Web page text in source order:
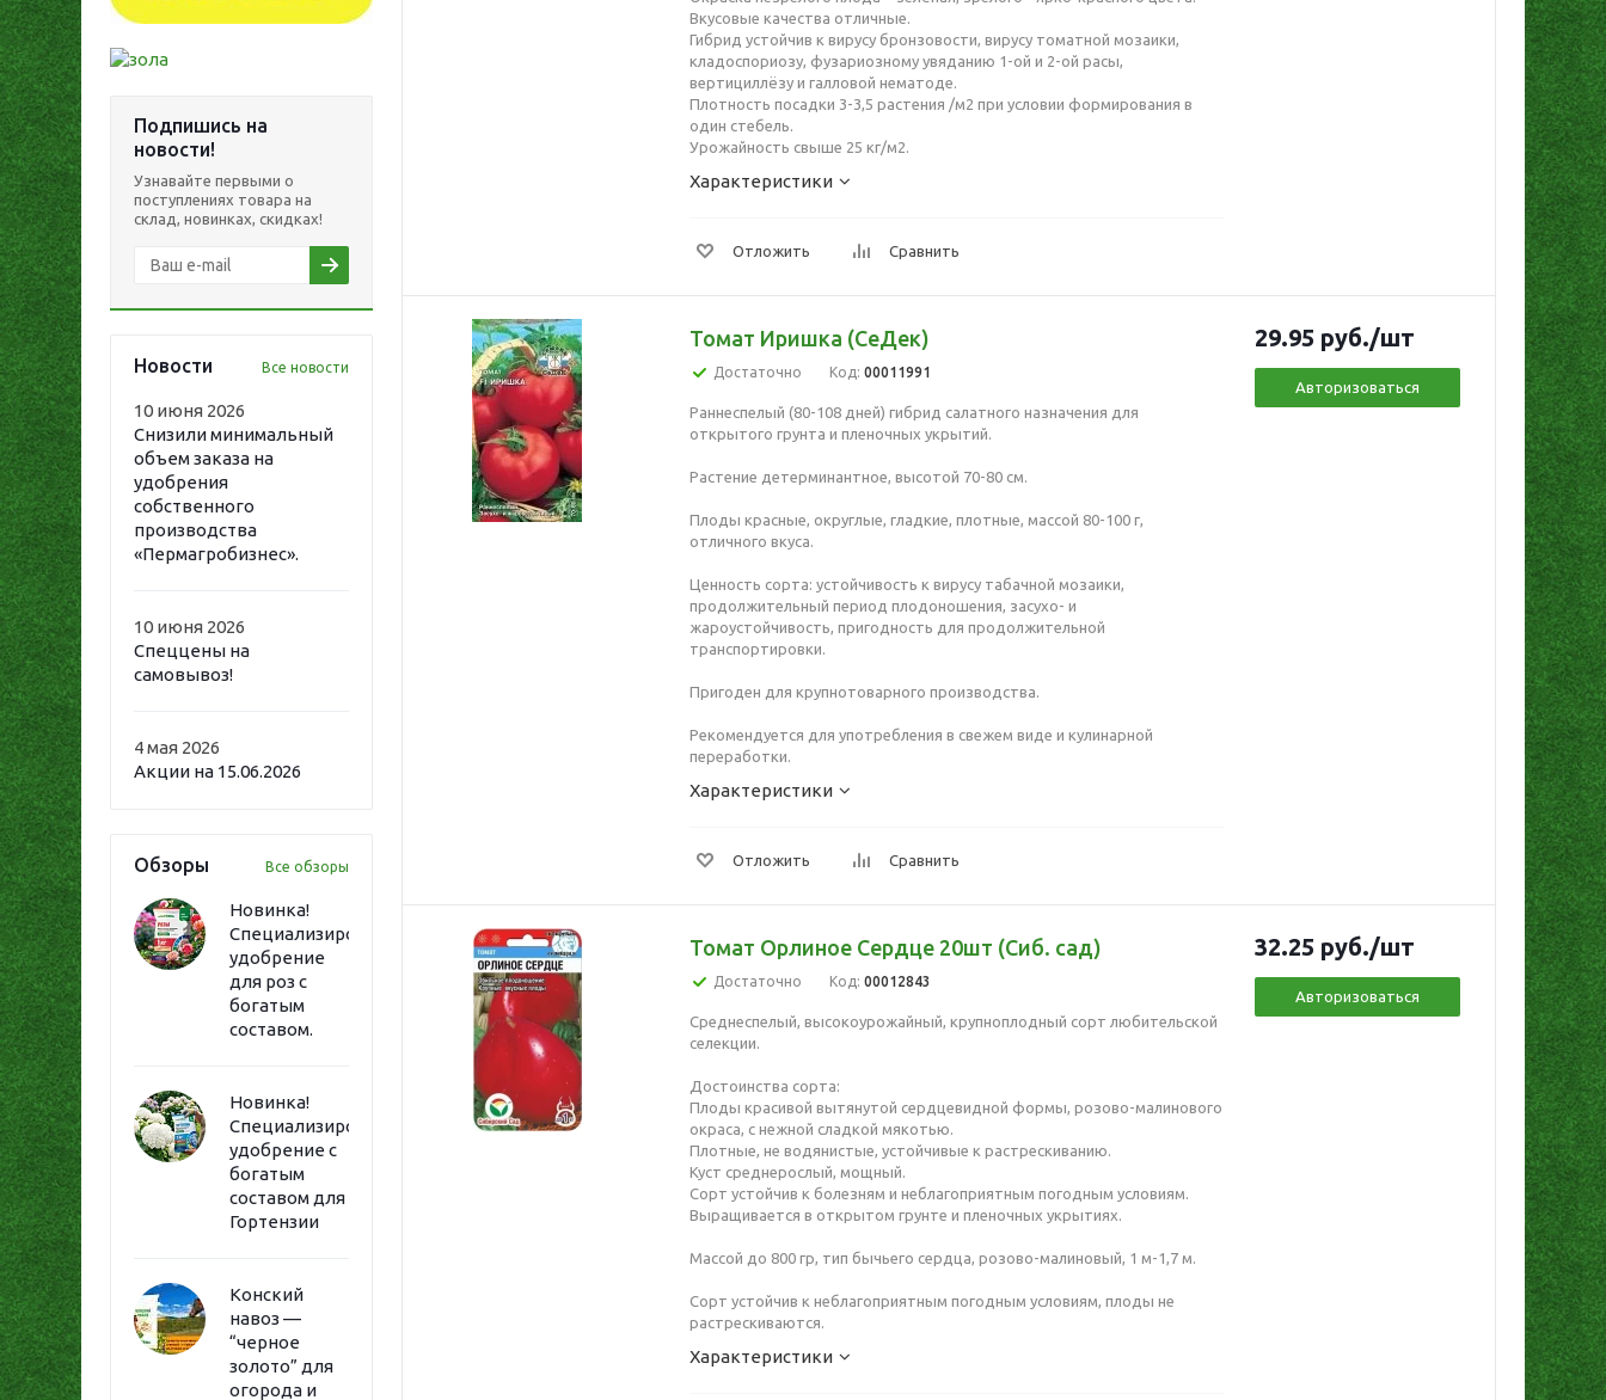
Подпишись на
новости!
Узнавайте первыми о
поступлениях товара на
склад, новинках, скидках!
Новости Все новости
10 июня 2026
Снизили минимальный
объем заказа на
удобрения
собственного
производства
«Пермагробизнес».
10 июня 2026
Спеццены на
самовывоз!
4 мая 2026
Акции на 15.06.2026
Обзоры Все обзоры
Новинка!
Специализированное
удобрение
для роз с
богатым
составом.
Новинка!
Специализированное
удобрение с
богатым
составом для
Гортензии
Конский
навоз —
“черное
золото” для
огорода и
Вкусовые качества отличные.
Гибрид устойчив к вирусу бронзовости, вирусу томатной мозаики,
кладоспориозу, фузариозному увяданию 1-ой и 2-ой расы,
вертициллёзу и галловой нематоде.
Плотность посадки 3-3,5 растения /м2 при условии формирования в
один стебель.
Урожайность свыше 25 кг/м2.
Характеристики
Отложить Сравнить
Томат Иришка (СеДек)
Достаточно Код: 00011991
Раннеспелый (80-108 дней) гибрид салатного назначения для
открытого грунта и пленочных укрытий.
Растение детерминантное, высотой 70-80 см.
Плоды красные, округлые, гладкие, плотные, массой 80-100 г,
отличного вкуса.
Ценность сорта: устойчивость к вирусу табачной мозаики,
продолжительный период плодоношения, засухо- и
жароустойчивость, пригодность для продолжительной
транспортировки.
Пригоден для крупнотоварного производства.
Рекомендуется для употребления в свежем виде и кулинарной
переработки.
Характеристики
Отложить Сравнить
29.95 руб./шт
Авторизоваться
Томат Орлиное Сердце 20шт (Сиб. сад)
Достаточно Код: 00012843
Среднеспелый, высокоурожайный, крупноплодный сорт любительской
селекции.
Достоинства сорта:
Плоды красивой вытянутой сердцевидной формы, розово-малинового
окраса, с нежной сладкой мякотью.
Плотные, не водянистые, устойчивые к растрескиванию.
Куст среднерослый, мощный.
Сорт устойчив к болезням и неблагоприятным погодным условиям.
Выращивается в открытом грунте и пленочных укрытиях.
Массой до 800 гр, тип бычьего сердца, розово-малиновый, 1 м-1,7 м.
Сорт устойчив к неблагоприятным погодным условиям, плоды не
растрескиваются.
Характеристики
32.25 руб./шт
Авторизоваться